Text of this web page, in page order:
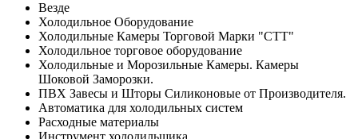
Везде
Холодильное Оборудование
Холодильные Камеры Торговой Марки "СТТ"
Холодильное торговое оборудование
Холодильные и Морозильные Камеры. Камеры
Шоковой Заморозки.
ПВХ Завесы и Шторы Силиконовые от Производителя.
Автоматика для холодильных систем
Расходные материалы
Инструмент холодильщика